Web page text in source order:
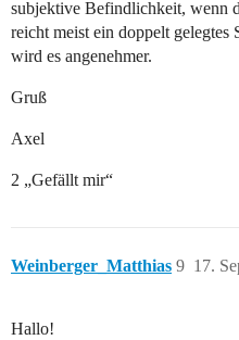
subjektive Befindlichkeit, wenn
reicht meist ein doppelt
wird es angenehmer.
Gruß
Axel
2 „Gefällt mir“
Weinberger_Matthias 17.
9
Hallo!